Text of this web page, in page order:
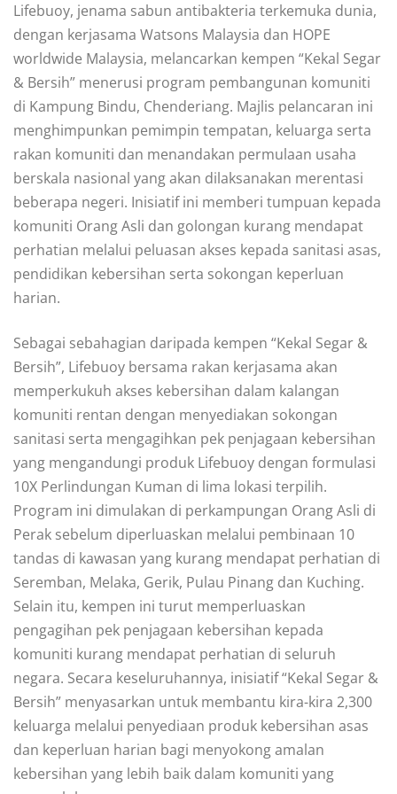
Lifebuoy, jenama sabun antibakteria terkemuka dunia,
dengan kerjasama Watsons Malaysia dan HOPE
worldwide Malaysia, melancarkan kempen “Kekal Segar
& Bersih” menerusi program pembangunan komuniti
di Kampung Bindu, Chenderiang. Majlis pelancaran ini
menghimpunkan pemimpin tempatan, keluarga serta
rakan komuniti dan menandakan permulaan usaha
berskala nasional yang akan dilaksanakan merentasi
beberapa negeri. Inisiatif ini memberi tumpuan kepada
komuniti Orang Asli dan golongan kurang mendapat
perhatian melalui peluasan akses kepada sanitasi asas,
pendidikan kebersihan serta sokongan keperluan
harian.
Sebagai sebahagian daripada kempen “Kekal Segar &
Bersih”, Lifebuoy bersama rakan kerjasama akan
memperkukuh akses kebersihan dalam kalangan
komuniti rentan dengan menyediakan sokongan
sanitasi serta mengagihkan pek penjagaan kebersihan
yang mengandungi produk Lifebuoy dengan formulasi
10X Perlindungan Kuman di lima lokasi terpilih.
Program ini dimulakan di perkampungan Orang Asli di
Perak sebelum diperluaskan melalui pembinaan 10
tandas di kawasan yang kurang mendapat perhatian di
Seremban, Melaka, Gerik, Pulau Pinang dan Kuching.
Selain itu, kempen ini turut memperluaskan
pengagihan pek penjagaan kebersihan kepada
komuniti kurang mendapat perhatian di seluruh
negara. Secara keseluruhannya, inisiatif “Kekal Segar &
Bersih” menyasarkan untuk membantu kira-kira 2,300
keluarga melalui penyediaan produk kebersihan asas
dan keperluan harian bagi menyokong amalan
kebersihan yang lebih baik dalam komuniti yang